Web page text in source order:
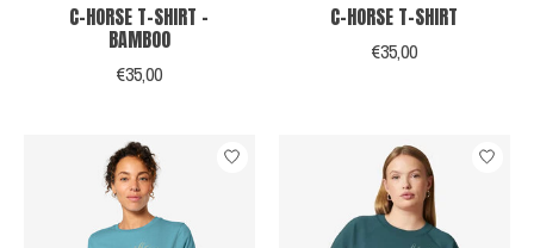
C-HORSE T-SHIRT -
BAMBOO
€35,00
C-HORSE T-SHIRT
€35,00